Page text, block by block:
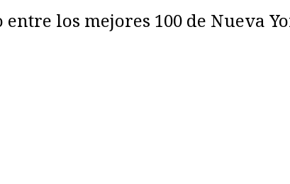
los mejores 100 de Nueva